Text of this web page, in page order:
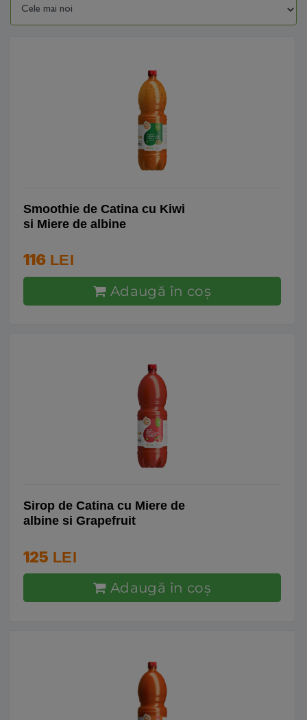
Smoothie de Catina cu Kiwi
si Miere de albine
116 LEI
Adaugă în coş
Sirop de Catina cu Miere de
albine si Grapefruit
125 LEI
Adaugă în coş